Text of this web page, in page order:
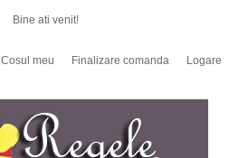
Bine ati venit!
Cosul meu Finalizare comanda Logare